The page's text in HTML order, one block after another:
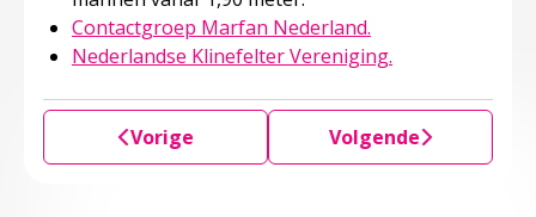
Contactgroep Marfan Nederland.
Nederlandse Klinefelter Vereniging.
Vorige Volgende